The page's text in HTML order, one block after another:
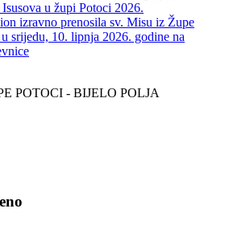
u župi Potoci 2026.
izravno prenosila sv. Misu iz Župe
srijedu, 10. lipnja 2026. godine na
POTOCI - BIJELO POLJA